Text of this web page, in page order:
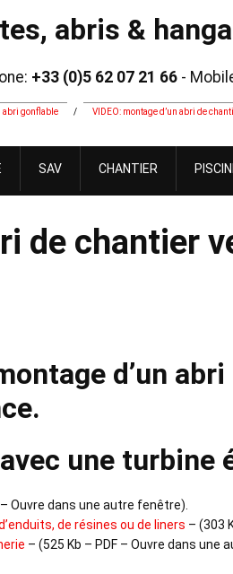
abris &
+33 (0)5 62 07 21 66 -
abri gonflable / VIDEO: montage d’un abri de
SAV CHANTIER
de chantier
d’un
une turbine
– Ouvre dans une autre fenêtre).
de résines ou de liners – (303
– (525 Kb – PDF – Ouvre dans une